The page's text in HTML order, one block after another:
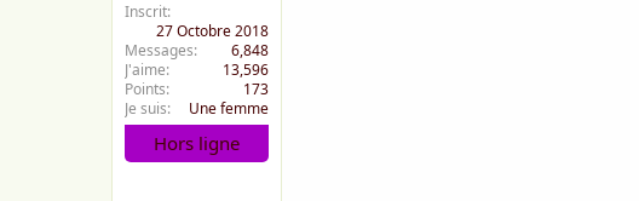
Inscrit
27 Octobre 2018
Messages
6,848
J'aime
13,596
Points
173
Je suis
Une femme
Hors ligne